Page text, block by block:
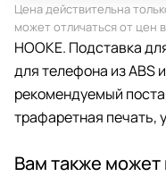
Цена действительна
может отличаться от цен
HOOKE. Подставка
для телефона из ABS
рекомендуемый
трафаретная печать,
Вам также может